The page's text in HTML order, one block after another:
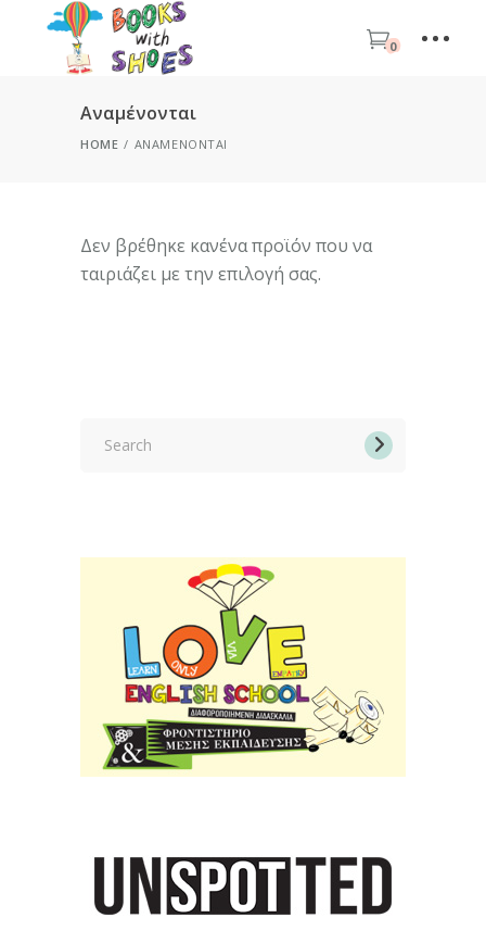
0
Αναμένονται
HOME ΑΝΑΜΈΝΟΝΤΑΙ
Δεν βρέθηκε κανένα προϊόν που να
ταιριάζει με την επιλογή σας.